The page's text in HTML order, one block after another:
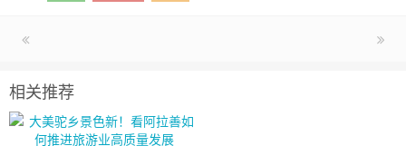
相关推荐